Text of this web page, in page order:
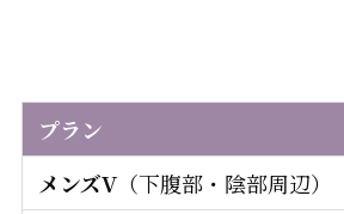
プラン
メンズV （下腹部・陰部周辺）